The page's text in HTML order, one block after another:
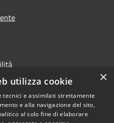
Copyright © 2026 • Comune di
×
utilizza cookie
tecnici e assimilati strettamente
e alla navigazione del sito,
al solo fine di elaborare